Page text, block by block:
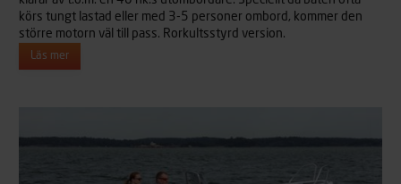
körs tungt lastad eller med 3-5 personer ombord, kommer den
större motorn väl till pass. Rorkultsstyrd version.
Läs mer